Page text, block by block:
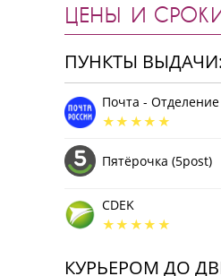
ЦЕНЫ И
ПУНКТЫ ВЫДАЧИ:
Почта - Отделение
Пятёрочка (5post)
CDEK
КУРЬЕРОМ ДО